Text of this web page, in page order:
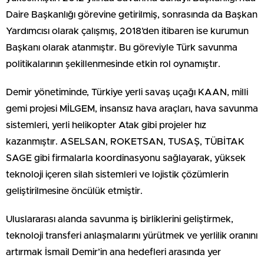
Daire Başkanlığı görevine getirilmiş, sonrasında da Başkan
Yardımcısı olarak çalışmış, 2018’den itibaren ise kurumun
Başkanı olarak atanmıştır. Bu göreviyle Türk savunma
politikalarının şekillenmesinde etkin rol oynamıştır.
Demir yönetiminde, Türkiye yerli savaş uçağı KAAN, milli
gemi projesi MİLGEM, insansız hava araçları, hava savunma
sistemleri, yerli helikopter Atak gibi projeler hız
kazanmıştır. ASELSAN, ROKETSAN, TUSAŞ, TÜBİTAK
SAGE gibi firmalarla koordinasyonu sağlayarak, yüksek
teknoloji içeren silah sistemleri ve lojistik çözümlerin
geliştirilmesine öncülük etmiştir.
Uluslararası alanda savunma iş birliklerini geliştirmek,
teknoloji transferi anlaşmalarını yürütmek ve yerlilik oranını
artırmak İsmail Demir’in ana hedefleri arasında yer